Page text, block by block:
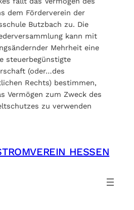
dem Förderverein der
Butzbach zu. Die
kann mit
Mehrheit eine
steuerbegünstigte
(oder…des
Rechts) bestimmen,
Vermögen zum Zweck des
zu verwenden
HESSEN